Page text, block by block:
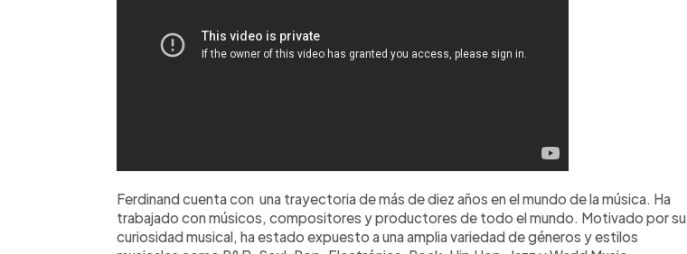
Ferdinand cuenta con una trayectoria de más de diez años en el mundo de la música. Ha
trabajado con músicos, compositores y productores de todo el mundo. Motivado por su
curiosidad musical, ha estado expuesto a una amplia variedad de géneros y estilos